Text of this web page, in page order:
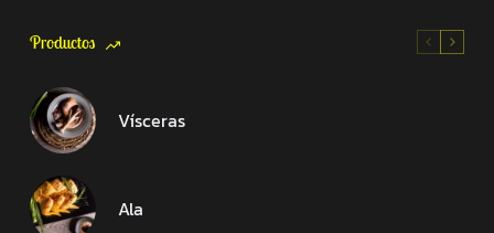
Productos
Vísceras
Ala